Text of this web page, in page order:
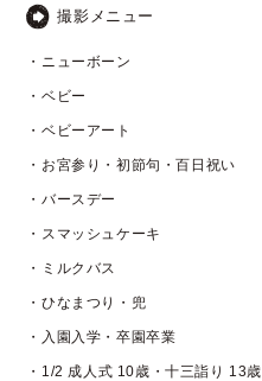
撮影メニュー
・ニューボーン
・ベビー
・ベビーアート
・お宮参り・初節句・百日祝い
・バースデー
・スマッシュケーキ
・ミルクバス
・ひなまつり・兜
・入園入学・卒園卒業
・1/2 成人式 10歳・十三詣り 13歳